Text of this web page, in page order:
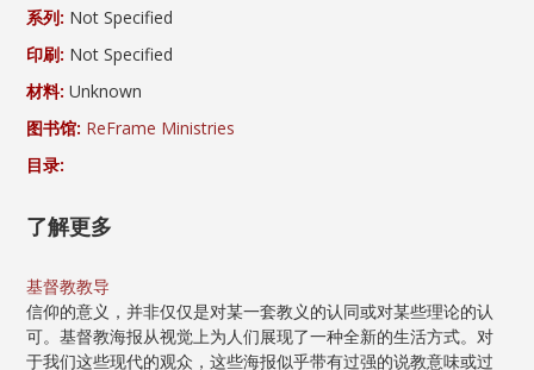
系列: Not Specified
印刷: Not Specified
材料: Unknown
图书馆: ReFrame Ministries
目录:
了解更多
基督教教导
信仰的意义，并非仅仅是对某一套教义的认同或对某些理论的认
可。基督教海报从视觉上为人们展现了一种全新的生活方式。对
于我们这些现代的观众，这些海报似乎带有过强的说教意味或过